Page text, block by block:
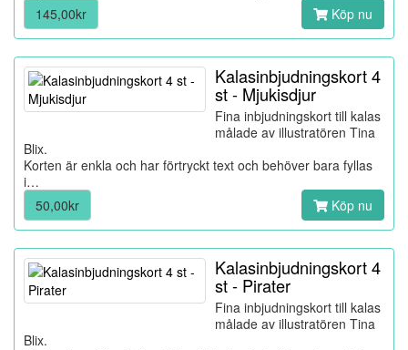
145,00kr
Köp nu
Kalasinbjudningskort 4
st - Mjukisdjur
Fina inbjudningskort till kalas
målade av illustratören Tina
Blix.
Korten är enkla och har förtryckt text och behöver bara fyllas
i…
50,00kr
Köp nu
Kalasinbjudningskort 4
st - Pirater
Fina inbjudningskort till kalas
målade av illustratören Tina
Blix.